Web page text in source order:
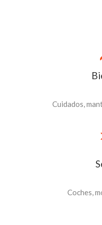
Cuidados,
Coches,